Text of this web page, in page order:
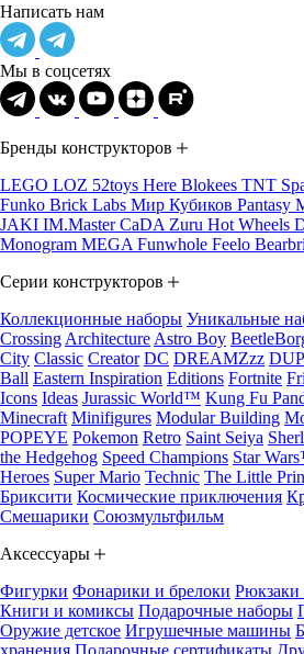
Написать нам
Мы в соцсетях
Бренды конструкторов
LEGO LOZ 52toys Here Blokees TNT
Funko Brick Labs Мир Кубиков Pantasy
JAKI IM.MasterCaDA Zuru Hot Wheels
Monogram MEGA Funwhole Feelo
Серии конструкторов
Коллекционные наборы Уникальные
Crossing Architecture Astro Boy
City Classic Creator DC DREAMZzz
Ball Eastern Inspiration Editions Fortnite
Icons Ideas Jurassic World™ Kung Fu
Minecraft Minifigures Modular Building
POPEYE Pokemon Retro Saint Seiya
the Hedgehog Speed Champions Star
Heroes Super Mario Technic The Little
Бриксити Космические приключения
Смешарики Союзмультфильм
Аксессуары
Фигурки Фонарики и брелоки Рюкзаки
Книги и комиксы Подарочные наборы
Оружие детское Игрушечные машины
хранения Подарочные сертификаты